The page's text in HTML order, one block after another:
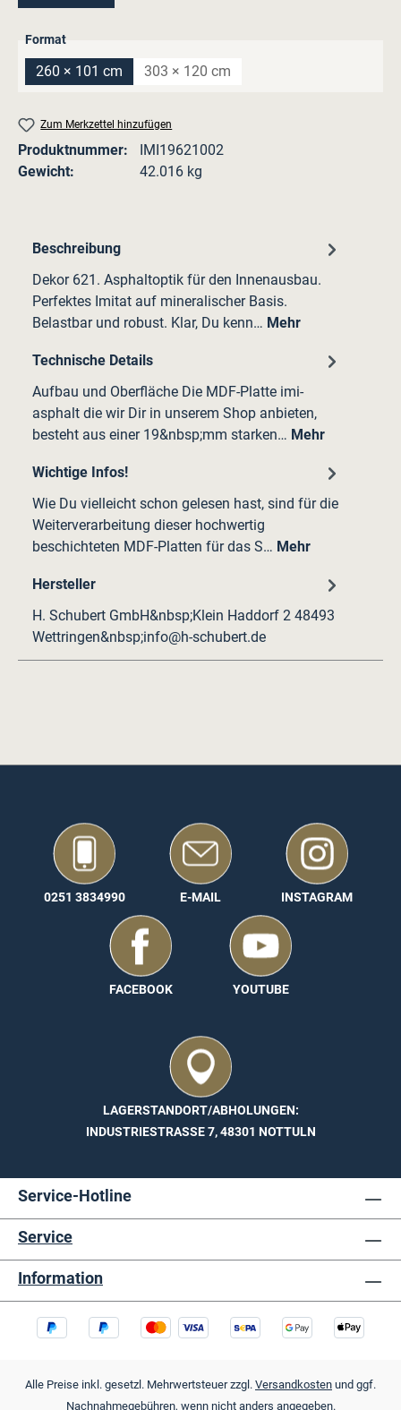
Formatauswählen
260 × 101 cm
(Diese Option ist zurzeit nicht verfügbar.)
303 × 120 cm
Zum Merkzettel hinzufügen
Produktnummer:
IMI19621002
Gewicht:
42.016 kg
Beschreibung
Dekor 621. Asphaltoptik für den Innenausbau.
Perfektes Imitat auf mineralischer Basis.
Belastbar und robust. Klar, Du kenn… Mehr
Technische Details
Aufbau und Oberfläche Die MDF-Platte imi-
asphalt die wir Dir in unserem Shop anbieten,
besteht aus einer 19&nbsp;mm starken… Mehr
Wichtige Infos!
Wie Du vielleicht schon gelesen hast, sind für die
Weiterverarbeitung dieser hochwertig
beschichteten MDF-Platten für das S… Mehr
Hersteller
H. Schubert GmbH&nbsp;Klein Haddorf 2 48493
Wettringen&nbsp;info@h-schubert.de
0251 3834990 E-MAIL INSTAGRAM
FACEBOOK YOUTUBE
LAGERSTANDORT/ABHOLUNGEN:
INDUSTRIESTRASSE 7, 48301 NOTTULN
Service-Hotline
Service
Information
Alle Preise inkl. gesetzl. Mehrwertsteuer zzgl. Versandkosten und ggf.
Nachnahmegebühren, wenn nicht anders angegeben.